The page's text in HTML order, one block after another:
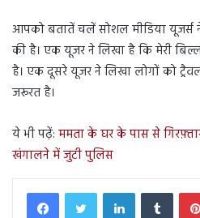
आपको बतातें चलें सोशल मीडिया यूजर्स ने
की है। एक यूजर ने लिखा है कि मेरी
है। एक दूसरे यूजर ने लिखा लोगों को
जरूरत है।
ये भी पढ़ें: ममता के घर के पास से
खंगालने में जुटी पुलिस
LinkedIn